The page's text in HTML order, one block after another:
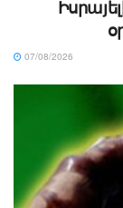
07/08/2026